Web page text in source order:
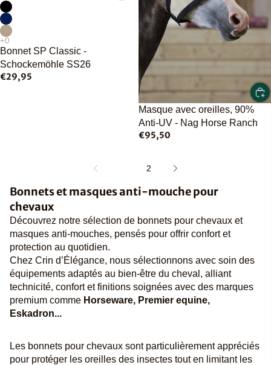
Bonnet SP Classic -
Schockemöhle SS26
€29,95
Masque avec oreilles, 90%
Anti-UV - Nag Horse Ranch
€95,50
2
Bonnets et masques anti-mouche pour
chevaux
Découvrez notre sélection de bonnets pour chevaux et
masques anti-mouches, pensés pour offrir confort et
protection au quotidien.
Chez Crin d’Élégance, nous sélectionnons avec soin des
équipements adaptés au bien-être du cheval, alliant
technicité, confort et finitions soignées avec des marques
premium comme Horseware, Premier equine,
Eskadron...
Les bonnets pour chevaux sont particulièrement appréciés
pour protéger les oreilles des insectes tout en limitant les